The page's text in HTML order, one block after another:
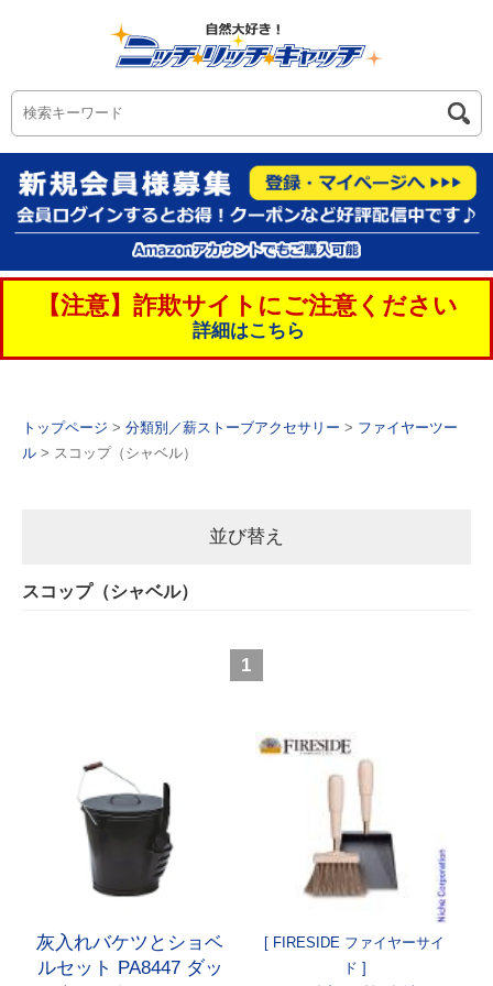
【注意】詐欺サイトにご注意ください
詳細はこちら
トップページ > 分類別／薪ストーブアクセサリー > ファイヤーツー
ル > スコップ（シャベル）
並び替え
スコップ（シャベル）
1
灰入れバケツとショベ
ルセット PA8447 ダッ
[ FIRESIDE ファイヤーサイ
ド ]